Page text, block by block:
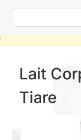
Lait
Tiare